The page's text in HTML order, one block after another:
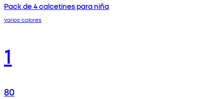
Pack de 4 calcetines para niña
varios colores
1
80